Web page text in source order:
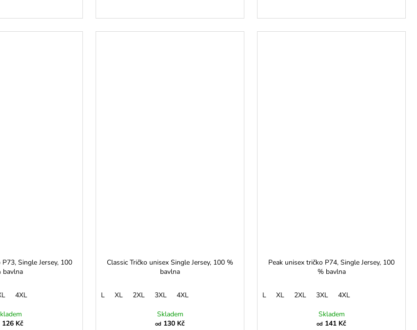
Single Jersey, 100
bavlna
4XL
126 Kč
Classic Tričko unisex Single Jersey, 100 %
bavlna
L XL 2XL 3XL 4XL
Skladem
od 130 Kč
Peak unisex tričko P74, Single Jersey, 100
% bavlna
L XL 2XL 3XL 4XL
Skladem
od 141 Kč